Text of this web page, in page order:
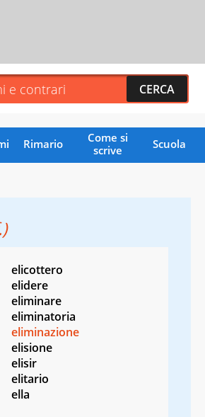
Rimario
Come si
scrive
Scuola
elicottero
elidere
eliminare
eliminatoria
eliminazione
elisione
elisir
elitario
ella